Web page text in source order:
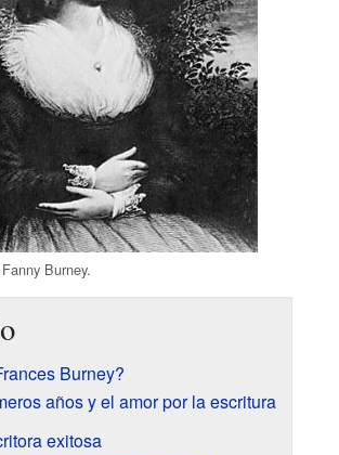
Burney.
Burney?
años y el amor por la escritura
exitosa